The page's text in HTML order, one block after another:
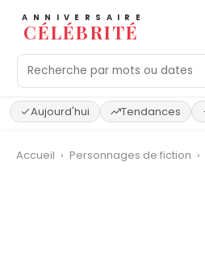
ANNIVERSAIRE
CÉLÉBRITÉ
Aujourd'hui Tendances
Accueil › Personnages de fiction ›